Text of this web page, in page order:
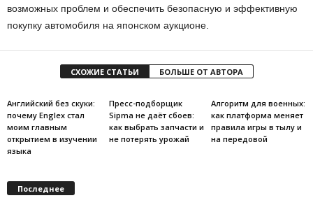
возможных проблем и обеспечить безопасную и эффективную
покупку автомобиля на японском аукционе.
СХОЖИЕ СТАТЬИ БОЛЬШЕ ОТ АВТОРА
Английский без скуки:
почему Englex стал
моим главным
открытием в изучении
языка
Пресс-подборщик
Sipma не даёт сбоев:
как выбрать запчасти и
не потерять урожай
Алгоритм для военных:
как платформа меняет
правила игры в тылу и
на передовой
Последнее